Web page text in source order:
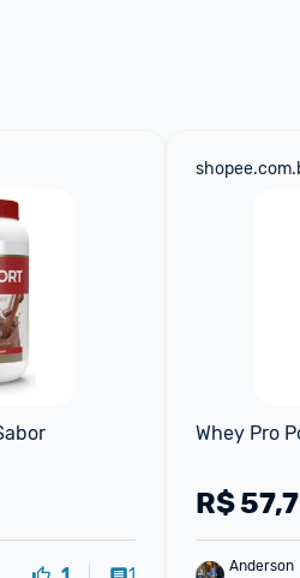
Whey Pro
R$
Anderson